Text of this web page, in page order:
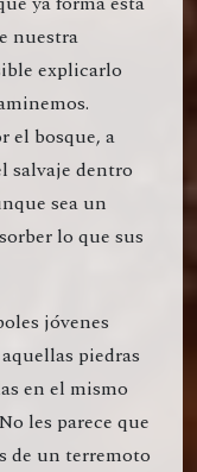
nuestra
explicarlo
el bosque, a
salvaje dentro
sea un
lo que sus
jóvenes
piedras
en el mismo
les parece que
de un terremoto